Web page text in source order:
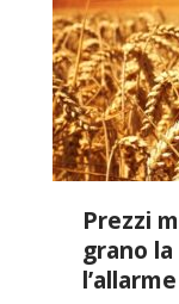
Prezzi
grano